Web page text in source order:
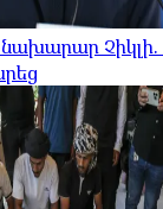
նախարար